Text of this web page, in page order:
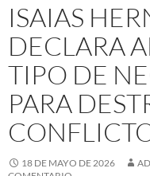
ISAIAS
DECLARA
TIPO DE
PARA
18 DE MAYO DE 2026